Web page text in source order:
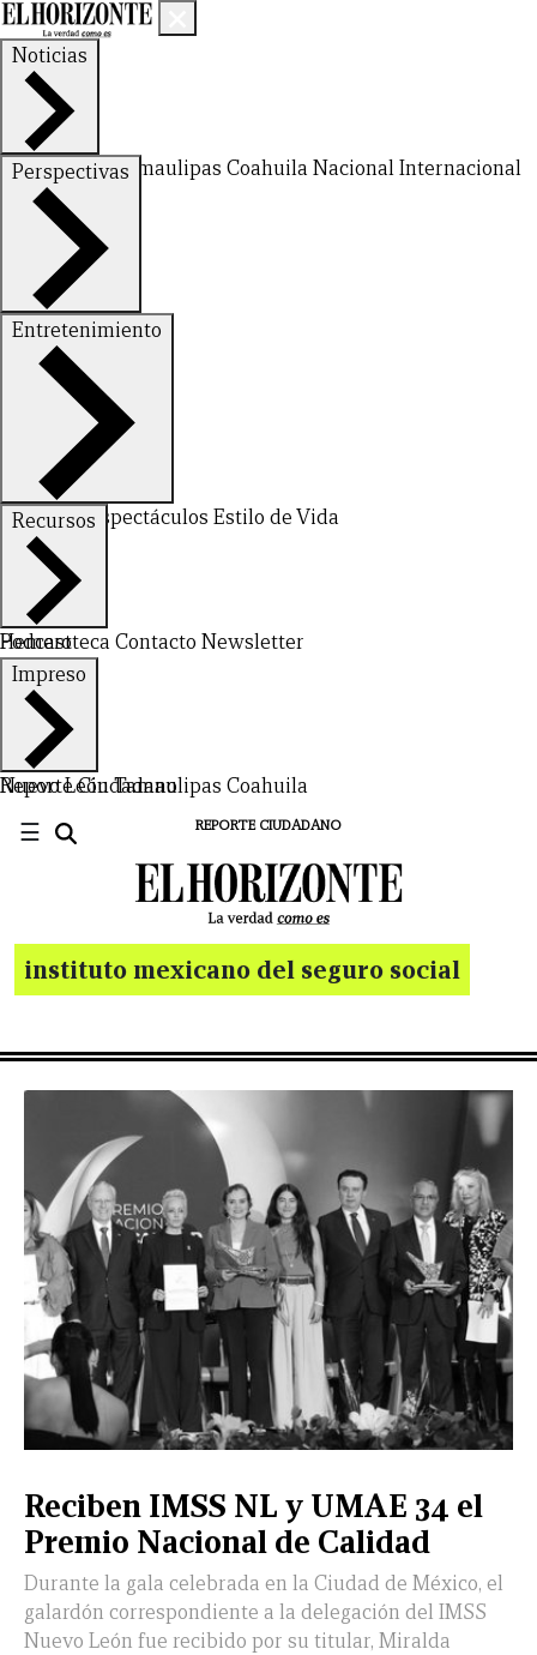
Noticias
Nuevo LeónTamaulipas Coahuila NacionalInternacional
Perspectivas
FinanzasOpinión
Entretenimiento
DeportesEspectáculos Estilo de Vida
Recursos
Hemeroteca Contacto Newsletter
Podcast
Impreso
Nuevo LeónTamaulipas Coahuila
Reporte Ciudadano
☰ REPORTE CIUDADANO
CERRAR
X
LEÓN
DE
VIDA
instituto mexicano del seguro social
Reciben IMSS NL y UMAE 34 el
Premio Nacional de Calidad
Durante la gala celebrada en la Ciudad de México, el
galardón correspondiente a la delegación del IMSS
Nuevo León fue recibido por su titular, Miralda